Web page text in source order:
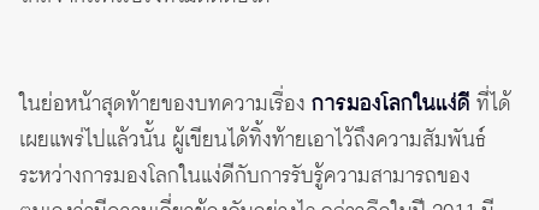
ในย่อหน้าสุดท้ายของบทความเรื่อง การมองโลกในแง่ดี ที่ได้
เผยแพร่ไปแล้วนั้น ผู้เขียนได้ทิ้งท้ายเอาไว้ถึงความสัมพันธ์
ระหว่างการมองโลกในแง่ดีกับการรับรู้ความสามารถของ